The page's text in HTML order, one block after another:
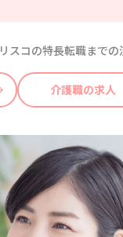
スコの特長転職までの
介護職の求人